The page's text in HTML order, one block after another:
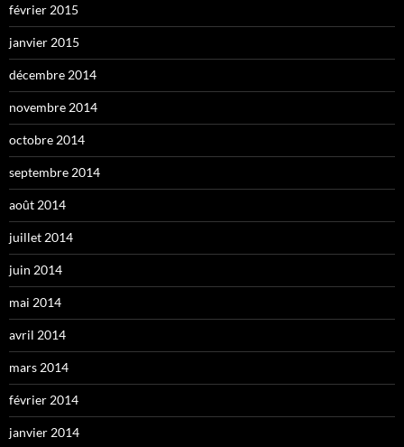
février 2015
janvier 2015
décembre 2014
novembre 2014
octobre 2014
septembre 2014
août 2014
juillet 2014
juin 2014
mai 2014
avril 2014
mars 2014
février 2014
janvier 2014